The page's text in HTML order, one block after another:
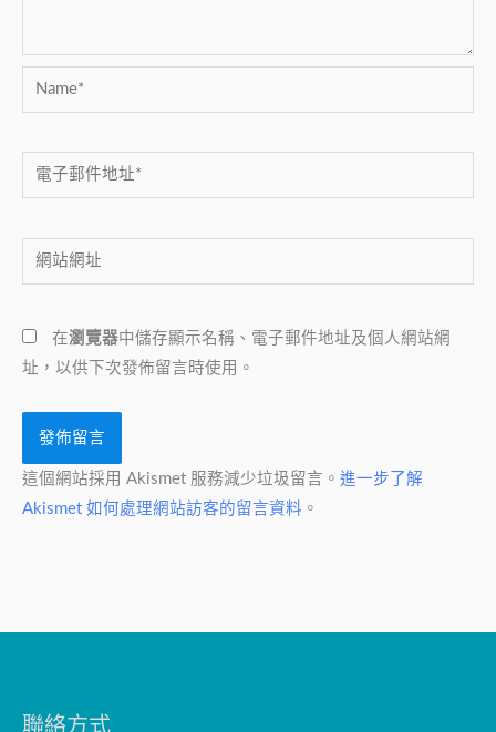
Name*
電
子
件
地
*
網
站
址
在瀏覽器中儲存顯示名稱、電子郵件地址及個人網站網
址，以供下次發佈留言時使用。
這個網站採用 Akismet 服務減少垃圾留言。 進一步了解
Akismet 如何處理網站訪客的留言資料 。
聯絡方式